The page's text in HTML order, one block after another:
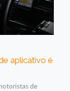
aplicativo é
de